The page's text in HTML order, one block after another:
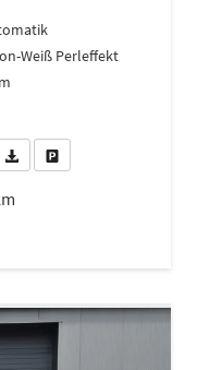
Weiß Perleffekt
rufen Sie an
PDF-Datei, Fahrzeugexposé